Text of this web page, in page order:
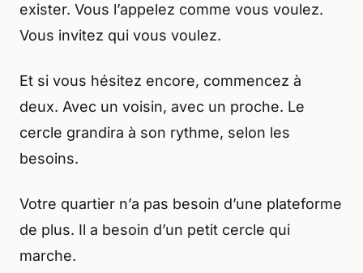
exister. Vous l’appelez comme vous voulez.
Vous invitez qui vous voulez.
Et si vous hésitez encore, commencez à
deux. Avec un voisin, avec un proche. Le
cercle grandira à son rythme, selon les
besoins.
Votre quartier n’a pas besoin d’une plateforme
de plus. Il a besoin d’un petit cercle qui
marche.